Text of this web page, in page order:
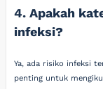
4. Apakah
infeksi?
Ya, ada risiko infeksi
penting untuk